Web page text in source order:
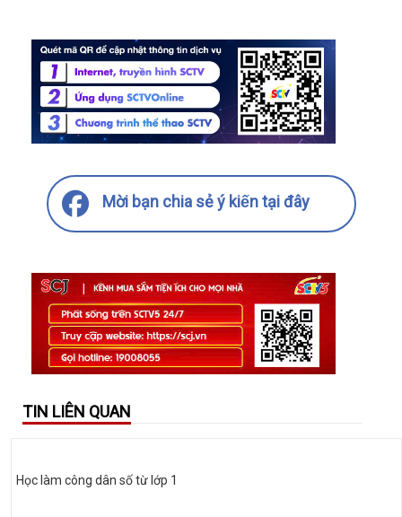
Mời bạn chia sẻ ý kiến tại đây
TIN LIÊN QUAN
Học làm công dân số từ lớp 1